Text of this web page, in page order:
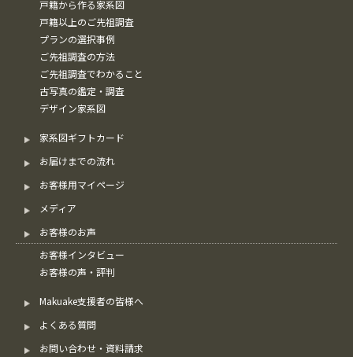
戸籍から作る家系図
戸籍以上のご先祖調査
プランの選択事例
ご先祖調査の方法
ご先祖調査でわかること
古写真の鑑定・調査
デザイン家系図
家系図ギフトカード
お届けまでの流れ
お客様用マイページ
メディア
お客様のお声
お客様インタビュー
お客様の声・評判
Makuake支援者の皆様へ
よくある質問
お問い合わせ・資料請求